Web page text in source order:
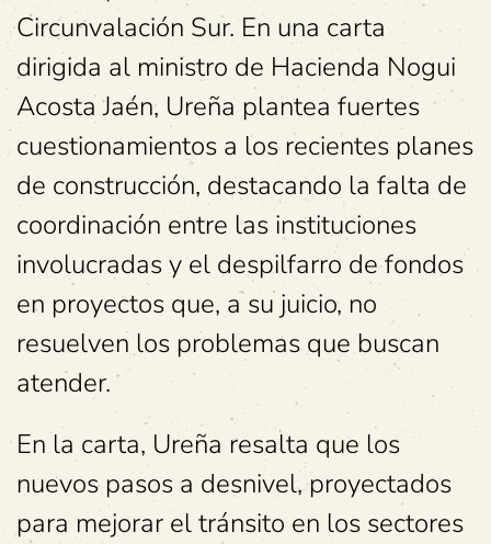
Circunvalación Sur. En una carta
dirigida al ministro de Hacienda Nogui
Acosta Jaén, Ureña plantea fuertes
cuestionamientos a los recientes planes
de construcción, destacando la falta de
coordinación entre las instituciones
involucradas y el despilfarro de fondos
en proyectos que, a su juicio, no
resuelven los problemas que buscan
atender.
En la carta, Ureña resalta que los
nuevos pasos a desnivel, proyectados
para mejorar el tránsito en los sectores